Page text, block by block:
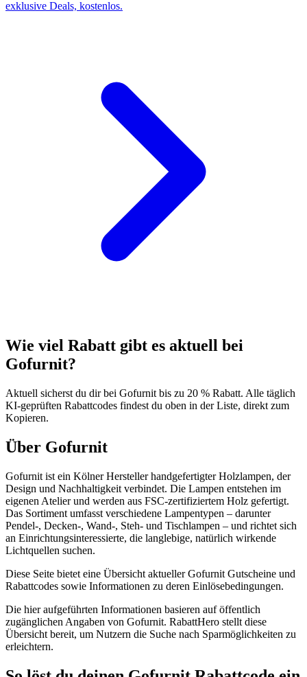
exklusive Deals, kostenlos.
Wie viel Rabatt gibt es aktuell bei
Gofurnit?
Aktuell sicherst du dir bei Gofurnit bis zu 20 % Rabatt. Alle täglich
KI-geprüften Rabattcodes findest du oben in der Liste, direkt zum
Kopieren.
Über Gofurnit
Gofurnit ist ein Kölner Hersteller handgefertigter Holzlampen, der
Design und Nachhaltigkeit verbindet. Die Lampen entstehen im
eigenen Atelier und werden aus FSC-zertifiziertem Holz gefertigt.
Das Sortiment umfasst verschiedene Lampentypen – darunter
Pendel-, Decken-, Wand-, Steh- und Tischlampen – und richtet sich
an Einrichtungsinteressierte, die langlebige, natürlich wirkende
Lichtquellen suchen.
Diese Seite bietet eine Übersicht aktueller Gofurnit Gutscheine und
Rabattcodes sowie Informationen zu deren Einlösebedingungen.
Die hier aufgeführten Informationen basieren auf öffentlich
zugänglichen Angaben von Gofurnit. RabattHero stellt diese
Übersicht bereit, um Nutzern die Suche nach Sparmöglichkeiten zu
erleichtern.